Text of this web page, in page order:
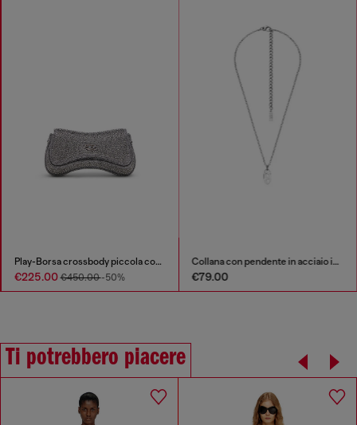
Play-Borsa crossbody piccola con strass
€225.00€450.00-50%
Collana con pendente in acciaio inox
€79.00
Ti potrebbero piacere